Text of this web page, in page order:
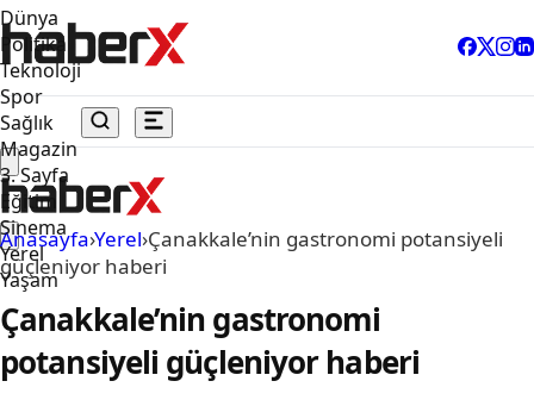
Dünya
Politika
Teknoloji
Spor
Sağlık
Magazin
3. Sayfa
Eğitim
Sinema
Yerel
Yaşam
Anasayfa›Yerel›Çanakkale’nin gastronomi potansiyeli
güçleniyor haberi
Çanakkale’nin gastronomi
potansiyeli güçleniyor haberi